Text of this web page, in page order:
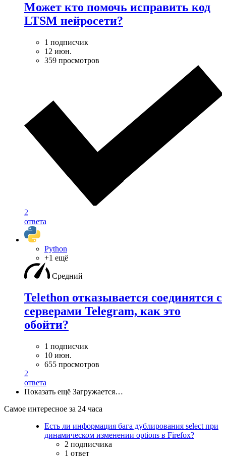
Может кто помочь исправить код
LTSM нейросети?
1 подписчик
12 июн.
359 просмотров
2
ответа
Python
+1 ещё
Средний
Telethon отказывается соединятся с
серверами Telegram, как это
обойти?
1 подписчик
10 июн.
655 просмотров
2
ответа
Показать ещё Загружается…
Самое интересное за 24 часа
Есть ли информация бага дублирования select при
динамическом изменении options в Firefox?
2 подписчика
1 ответ